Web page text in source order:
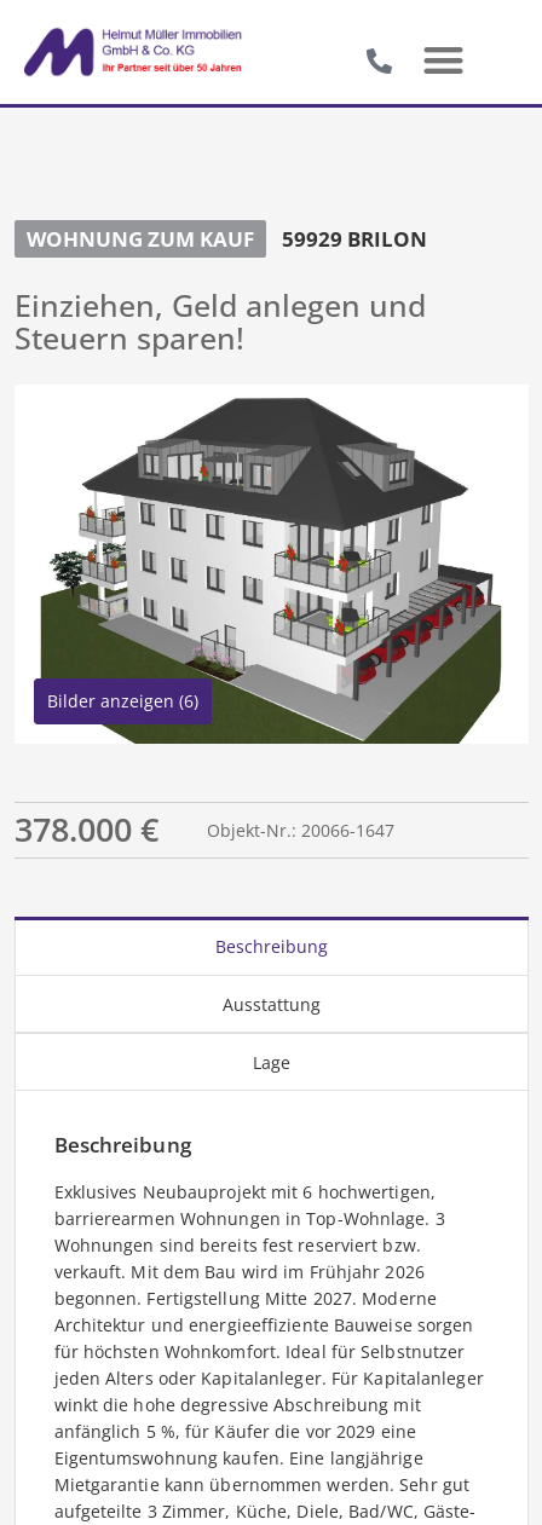
WOHNUNG ZUM KAUF 59929 BRILON
Einziehen, Geld anlegen und
Steuern sparen!
Bilder anzeigen (6)
378.000 € Objekt-Nr.: 20066-1647
Beschreibung
Ausstattung
Lage
Beschreibung
Exklusives Neubauprojekt mit 6 hochwertigen,
barrierearmen Wohnungen in Top-Wohnlage. 3
Wohnungen sind bereits fest reserviert bzw.
verkauft. Mit dem Bau wird im Frühjahr 2026
begonnen. Fertigstellung Mitte 2027. Moderne
Architektur und energieeffiziente Bauweise sorgen
für höchsten Wohnkomfort. Ideal für Selbstnutzer
jeden Alters oder Kapitalanleger. Für Kapitalanleger
winkt die hohe degressive Abschreibung mit
anfänglich 5 %, für Käufer die vor 2029 eine
Eigentumswohnung kaufen. Eine langjährige
Mietgarantie kann übernommen werden. Sehr gut
aufgeteilte 3 Zimmer, Küche, Diele, Bad/WC, Gäste-